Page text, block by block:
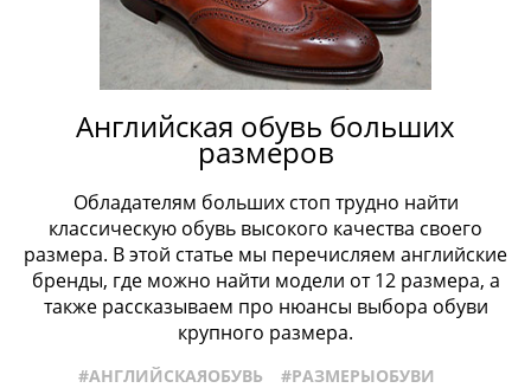
Английская обувь больших
размеров
Обладателям больших стоп трудно найти
классическую обувь высокого качества своего
размера. В этой статье мы перечисляем английские
бренды, где можно найти модели от 12 размера, а
также рассказываем про нюансы выбора обуви
крупного размера.
#АНГЛИЙСКАЯОБУВЬ #РАЗМЕРЫОБУВИ